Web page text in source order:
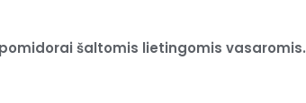
pomidorai šaltomis lietingomis vasaromis.